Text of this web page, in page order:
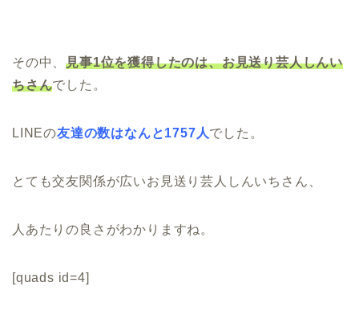
その中、見事1位を獲得したのは、お見送り芸人しんい
ちさんでした。
LINEの友達の数はなんと1757人でした。
とても交友関係が広いお見送り芸人しんいちさん、
人あたりの良さがわかりますね。
[quads id=4]